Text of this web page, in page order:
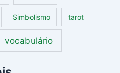
Simbolismo tarot
vocabulário